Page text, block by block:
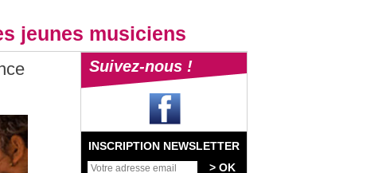
jeunes musiciens
Suivez-nous !
INSCRIPTION NEWSLETTER